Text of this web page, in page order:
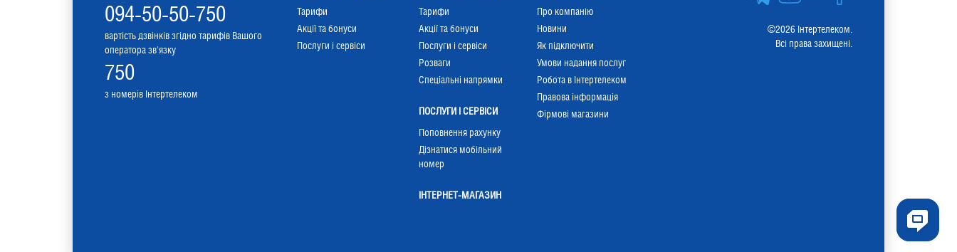
©2026 Інтертелеком.
Всі права захищені.
094-50-50-750
вартість дзвінків згідно тарифів Вашого
оператора зв'язку
750
з номерів Інтертелеком
Тарифи
Акції та бонуси
Послуги і сервіси
Тарифи
Акції та бонуси
Послуги і сервіси
Розваги
Cпеціальні напрямки
ПОСЛУГИ І СЕРВІСИ
Поповнення рахунку
Дізнатися мобільний
номер
ІНТЕРНЕТ-МАГАЗИН
Про компанію
Новини
Як підключити
Умови надання послуг
Робота в Інтертелеком
Правова інформація
Фірмові магазини